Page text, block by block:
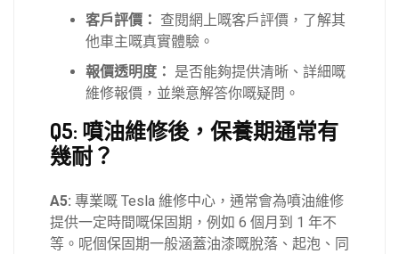
客戶評價： 查閱網上嘅客戶評價，了解其
他車主嘅真實體驗。
報價透明度： 是否能夠提供清晰、詳細嘅
維修報價，並樂意解答你嘅疑問。
Q5: 噴油維修後，保養期通常有
幾耐？
A5: 專業嘅 Tesla 維修中心，通常會為噴油維修
提供一定時間嘅保固期，例如 6 個月到 1 年不
等。呢個保固期一般涵蓋油漆嘅脫落、起泡、同